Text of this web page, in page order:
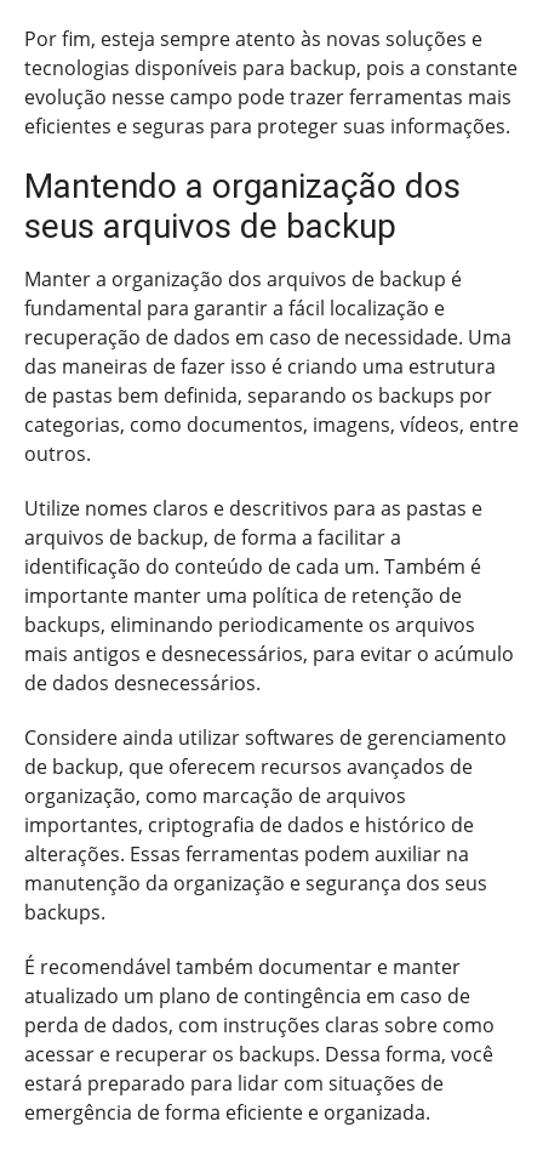
Por fim, esteja sempre atento às novas soluções e
tecnologias disponíveis para backup, pois a constante
evolução nesse campo pode trazer ferramentas mais
eficientes e seguras para proteger suas informações.
Mantendo a organização dos
seus arquivos de backup
Manter a organização dos arquivos de backup é
fundamental para garantir a fácil localização e
recuperação de dados em caso de necessidade. Uma
das maneiras de fazer isso é criando uma estrutura
de pastas bem definida, separando os backups por
categorias, como documentos, imagens, vídeos, entre
outros.
Utilize nomes claros e descritivos para as pastas e
arquivos de backup, de forma a facilitar a
identificação do conteúdo de cada um. Também é
importante manter uma política de retenção de
backups, eliminando periodicamente os arquivos
mais antigos e desnecessários, para evitar o acúmulo
de dados desnecessários.
Considere ainda utilizar softwares de gerenciamento
de backup, que oferecem recursos avançados de
organização, como marcação de arquivos
importantes, criptografia de dados e histórico de
alterações. Essas ferramentas podem auxiliar na
manutenção da organização e segurança dos seus
backups.
É recomendável também documentar e manter
atualizado um plano de contingência em caso de
perda de dados, com instruções claras sobre como
acessar e recuperar os backups. Dessa forma, você
estará preparado para lidar com situações de
emergência de forma eficiente e organizada.